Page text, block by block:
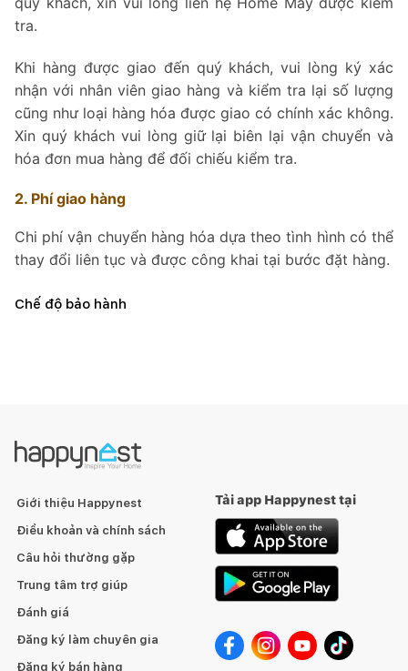
tra.
Khi hàng được giao đến quý khách, vui lòng ký xác
nhận với nhân viên giao hàng và kiểm tra lại số lượng
cũng như loại hàng hóa được giao có chính xác không.
Xin quý khách vui lòng giữ lại biên lại vận chuyển và
hóa đơn mua hàng để đối chiếu kiểm tra.
2. Phí giao hàng
Chi phí vận chuyển hàng hóa dựa theo tình hình có thể
thay đổi liên tục và được công khai tại bước đặt hàng.
Chế độ bảo hành
Giới thiệu Happynest
Điều khoản và chính sách
Câu hỏi thường gặp
Trung tâm trợ giúp
Đánh giá
Đăng ký làm chuyên gia
Đăng ký bán hàng
Tải app Happynest tại